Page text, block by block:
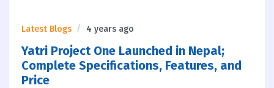
Latest Blogs 4 years ago
Yatri Project One Launched in Nepal;
Complete Specifications, Features, and
Price